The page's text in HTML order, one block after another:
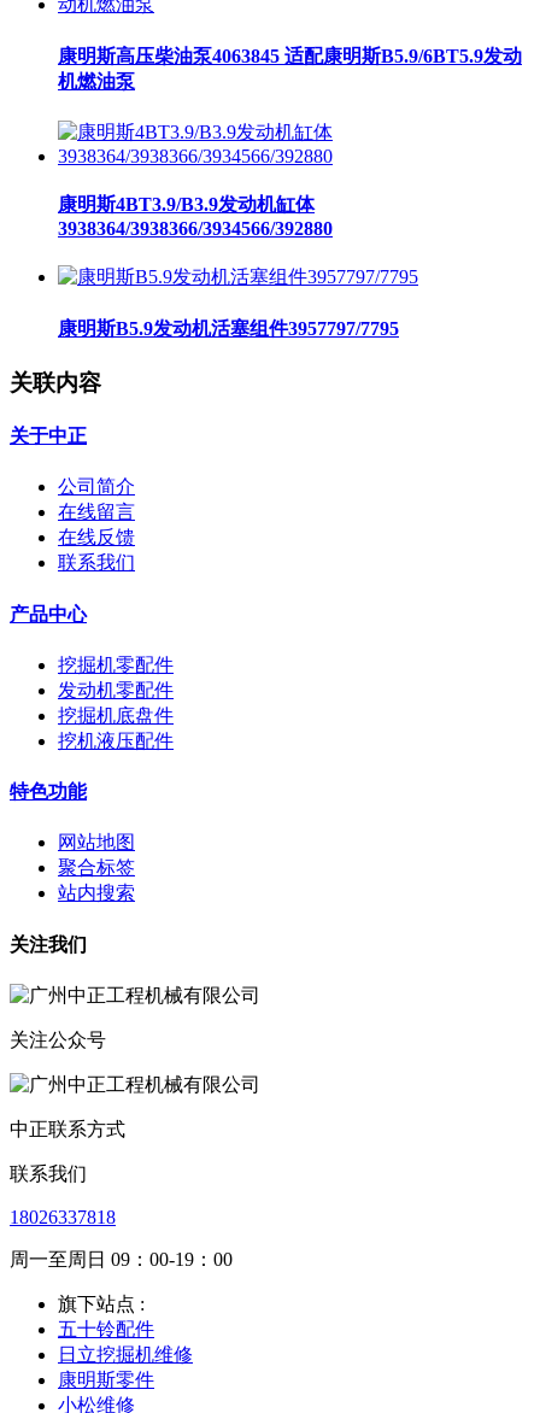
康明斯高压柴油泵4063845 适配康明斯B5.9/6BT5.9发动
机燃油泵
康明斯4BT3.9/B3.9发动机缸体
3938364/3938366/3934566/392880
康明斯B5.9发动机活塞组件3957797/7795
关联内容
关于中正
公司简介
在线留言
在线反馈
联系我们
产品中心
挖掘机零配件
发动机零配件
挖掘机底盘件
挖机液压配件
特色功能
网站地图
聚合标签
站内搜索
关注我们
关注公众号
中正联系方式
联系我们
18026337818
周一至周日 09：00-19：00
旗下站点 :
五十铃配件
日立挖掘机维修
康明斯零件
小松维修